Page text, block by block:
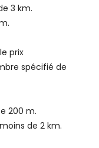
3 km.
prix
spécifié de
200 m.
de 2 km.